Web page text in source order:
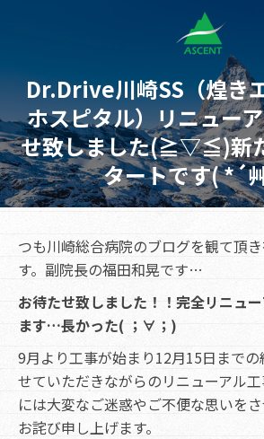
Dr.Drive川崎SS（煌き
ホスピタル）リニュー
せ致しました(≧▽≦)新
タートです( *´
つも川崎総合病院のブログを観て頂
す。副院長の福田和晃です…
お待たせ致しました！！完全リニュ
ます…長かった( ；∀；)
9月より工事が始まり12月15日まで
せていただきながらのリニューアル
には大変なご迷惑やご不便な思いを
お詫び申し上げます。